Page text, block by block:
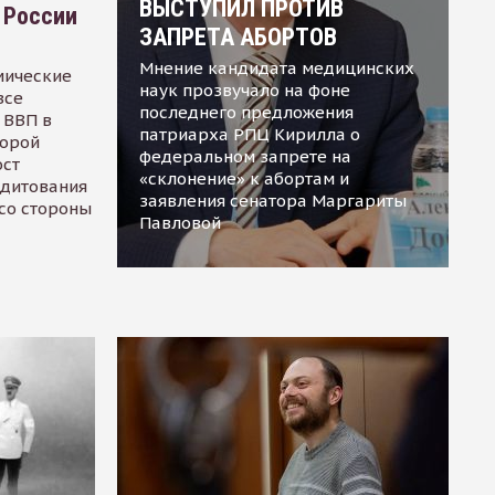
ВВП в
стороны
ВЫСТУПИЛ ПРОТИВ
ЗАПРЕТА АБОРТОВ
Мнение кандидата медицинских
наук прозвучало на фоне
последнего предложения
патриарха РПЦ Кирилла о
федеральном запрете на
«склонение» к абортам и
заявления сенатора Маргариты
Павловой